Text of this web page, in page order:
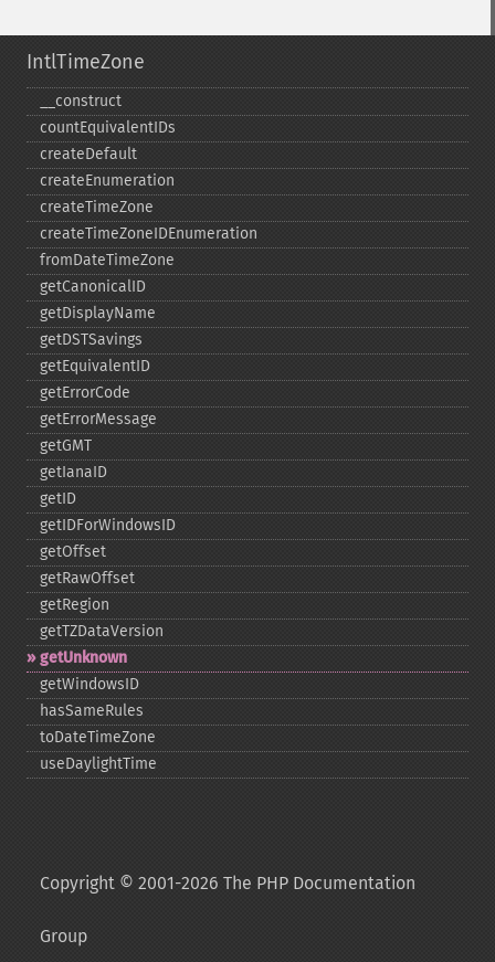
IntlTimeZone
_​_​construct
countEquivalentIDs
createDefault
createEnumeration
createTimeZone
createTimeZoneIDEnumeration
fromDateTimeZone
getCanonicalID
getDisplayName
getDSTSavings
getEquivalentID
getErrorCode
getErrorMessage
getGMT
getIanaID
getID
getIDForWindowsID
getOffset
getRawOffset
getRegion
getTZDataVersion
getUnknown
getWindowsID
hasSameRules
toDateTimeZone
useDaylightTime
Copyright © 2001-2026 The PHP Documentation
Group